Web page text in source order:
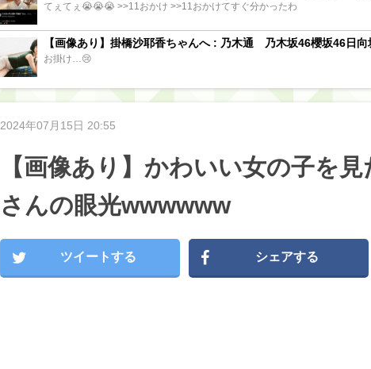
てぇてぇ😭😭😭 >>11おかけ >>11おかけてすぐ分かったわ
【画像あり】掛橋沙耶香ちゃんへ : 乃木通 乃木坂46櫻坂46日向
お掛け…😢
2024年07月15日 20:55
【画像あり】かわいい女の子を
さんの眼光wwwwww
ツイートする シェアする